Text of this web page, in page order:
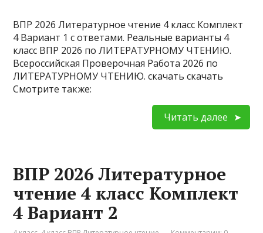
ВПР 2026 Литературное чтение 4 класс Комплект
4 Вариант 1 с ответами. Реальные варианты 4
класс ВПР 2026 по ЛИТЕРАТУРНОМУ ЧТЕНИЮ.
Всероссийская Проверочная Работа 2026 по
ЛИТЕРАТУРНОМУ ЧТЕНИЮ. скачать скачать
Смотрите также:
Читать далее
ВПР 2026 Литературное
чтение 4 класс Комплект
4 Вариант 2